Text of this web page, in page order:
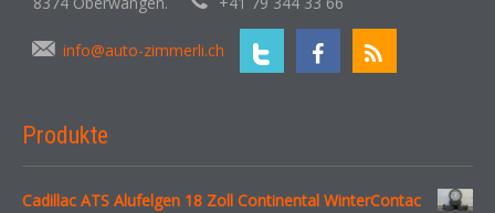
info@auto-zimmerli.ch
Produkte
Cadillac ATS Alufelgen 18 Zoll Continental WinterContac